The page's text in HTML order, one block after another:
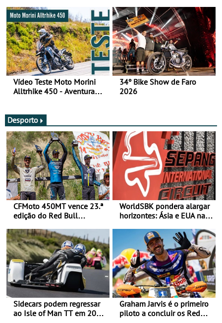
Vídeo Teste Moto Morini
Alltrhike 450 - Aventura
34º Bike Show de Faro
2026
Desporto
CFMoto 450MT vence 23.ª
edição do Red Bull
Categorias Adventure -
Vitória na Ultimate, Core e
Lite
WorldSBK pondera alargar
horizontes: Ásia e EUA na
Sidecars podem regressar
ao Isle of Man TT em 2027
Graham Jarvis é o primeiro
piloto a concluir os Red